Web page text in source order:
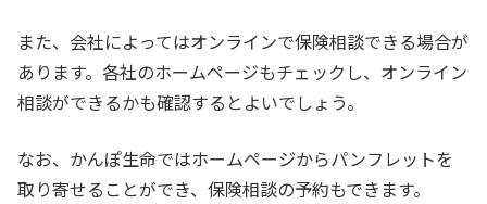
また、会社によってはオンラインで保険相談できる場合が
あります。各社のホームページもチェックし、オンライン
相談ができるかも確認するとよいでしょう。
なお、かんぽ生命ではホームページからパンフレットを
取り寄せることができ、保険相談の予約もできます。